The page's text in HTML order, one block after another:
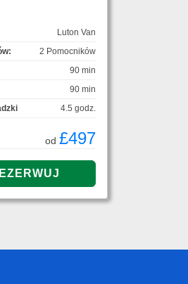
Luton Van
2 Pomocników
90 min
90 min
4.5 godz.
od £497